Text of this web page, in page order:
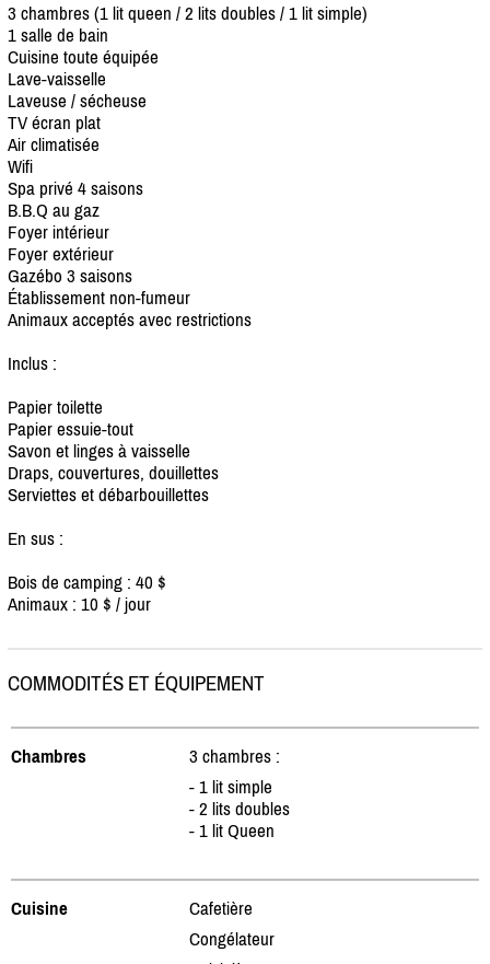
3 chambres (1 lit queen / 2 lits doubles / 1 lit simple)
1 salle de bain
Cuisine toute équipée
Lave-vaisselle
Laveuse / sécheuse
TV écran plat
Air climatisée
Wifi
Spa privé 4 saisons
B.B.Q au gaz
Foyer intérieur
Foyer extérieur
Gazébo 3 saisons
Établissement non-fumeur
Animaux acceptés avec restrictions
Inclus :
Papier toilette
Papier essuie-tout
Savon et linges à vaisselle
Draps, couvertures, douillettes
Serviettes et débarbouillettes
En sus :
Bois de camping : 40 $
Animaux : 10 $ / jour
COMMODITÉS ET ÉQUIPEMENT
Chambres
3 chambres :
- 1 lit simple
- 2 lits doubles
- 1 lit Queen
Cuisine
Cafetière
Congélateur